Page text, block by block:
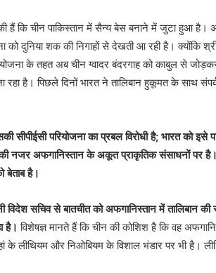
कि चीन पाकिस्तान में सैन्य बेस बनाने में जुटा हुआ है।
को दुनिया शक की निगाहों से देखती आ रही है। क्योंकि
के तहत अब चीन ग्वादर बंदरगाह को काबुल से
है। पिछले दिनों भारत ने तालिबान हुकूमत के साथ
सीपीईसी परियोजना का प्रबल विरोधी है; भारत को
नजर अफगानिस्तान के अकूत प्राकृतिक संसाधनों पर है।
बेताब है।
विदेश सचिव से बातचीत को अफगानिस्तान में तालिबान
है। विशेषज्ञ मानते हैं कि चीन की कोशिश है कि वह
लीथियम और निओबियम के विशाल भंडार पर भी है।